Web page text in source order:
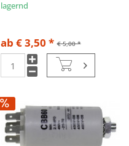
lagernd
€ 5,00 *
ab € 3,50 *